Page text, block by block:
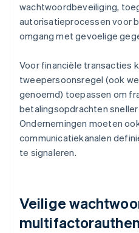
wachtwoordbeveiliging,
autorisatieprocessen voor
omgang met gevoelige
Voor financiële transacties
tweepersoonsregel (ook
genoemd) toepassen om
betalingsopdrachten
Ondernemingen moeten
communicatiekanalen
te signaleren.
Veilige